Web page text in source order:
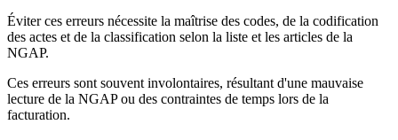
Éviter ces erreurs nécessite la maîtrise des codes, de la codification
des actes et de la classification selon la liste et les articles de la
NGAP.
Ces erreurs sont souvent involontaires, résultant d'une mauvaise
lecture de la NGAP ou des contraintes de temps lors de la
facturation.